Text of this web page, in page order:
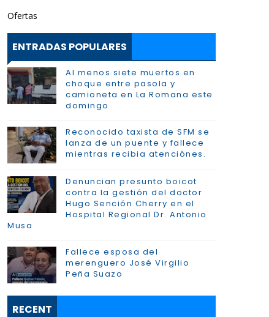
Ofertas
ENTRADAS POPULARES
Al menos siete muertos en
choque entre pasola y
camioneta en La Romana este
domingo
Reconocido taxista de SFM se
lanza de un puente y fallece
mientras recibia atenciónes.
Denuncian presunto boicot
contra la gestión del doctor
Hugo Sención Cherry en el
Hospital Regional Dr. Antonio
Musa
Fallece esposa del
merenguero José Virgilio
Peña Suazo
RECENT